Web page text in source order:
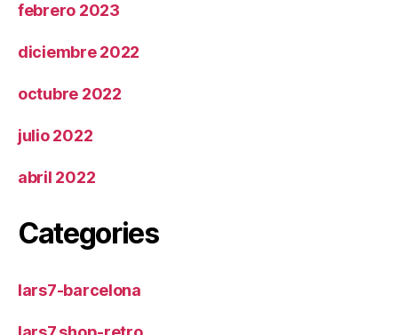
febrero 2023
diciembre 2022
octubre 2022
julio 2022
abril 2022
Categories
lars7-barcelona